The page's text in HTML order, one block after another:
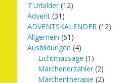
7 Urbilder (12)
Advent (31)
ADVENTSKALENDER (12)
Allgemein (61)
Ausbildungen (4)
Lichtmassage (1)
Märchenerzähler (2)
Märchentherapie (2)